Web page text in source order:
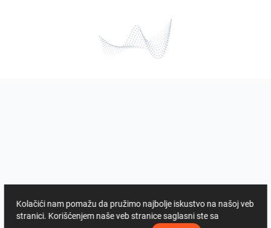
Kolačići nam pomažu da pružimo najbolje iskustvo na našoj veb
stranici. Korišćenjem naše veb stranice saglasni ste sa